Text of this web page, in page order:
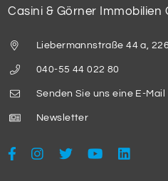
Casini & Görner Immobilien
Liebermannstraße 44 a,
040-55 44 022 80
Senden Sie uns eine E-Mail
Newsletter